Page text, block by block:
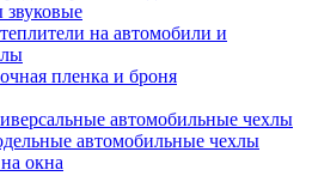
на автомобили и
пленка и броня
автомобильные чехлы
автомобильные чехлы
окна